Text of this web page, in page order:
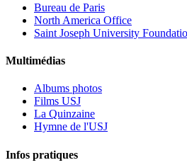
Bureau de Paris
North America Office
Saint Joseph University
Multimédias
Albums photos
Films USJ
La Quinzaine
Hymne de l'USJ
Infos pratiques